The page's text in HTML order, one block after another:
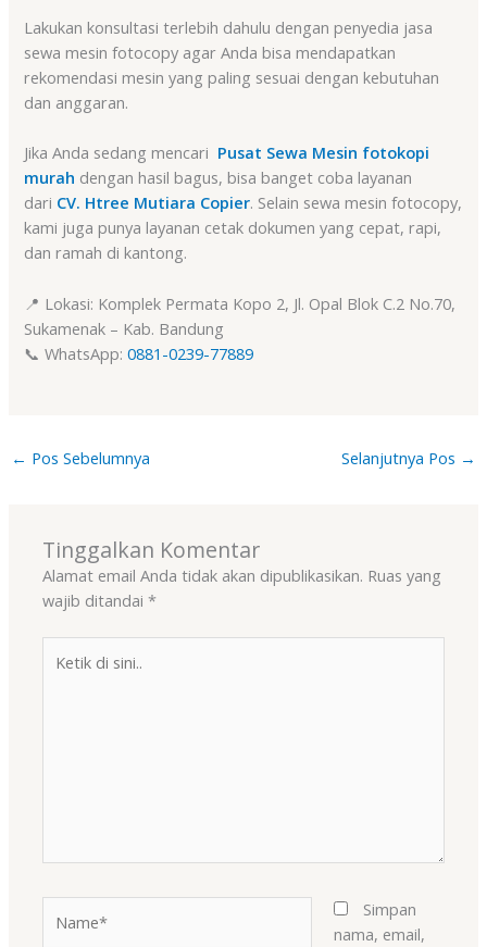
Lakukan konsultasi terlebih dahulu dengan penyedia jasa
sewa mesin fotocopy agar Anda bisa mendapatkan
rekomendasi mesin yang paling sesuai dengan kebutuhan
dan anggaran.
Jika Anda sedang mencari Pusat Sewa Mesin fotokopi
murah dengan hasil bagus, bisa banget coba layanan
dari CV. Htree Mutiara Copier. Selain sewa mesin fotocopy,
kami juga punya layanan cetak dokumen yang cepat, rapi,
dan ramah di kantong.
📍 Lokasi: Komplek Permata Kopo 2, Jl. Opal Blok C.2 No.70,
Sukamenak – Kab. Bandung
📞 WhatsApp:0881-0239-77889
← Pos Sebelumnya Selanjutnya Pos →
Tinggalkan Komentar
Alamat email Anda tidak akan dipublikasikan. Ruas yang
wajib ditandai*
Simpan
nama, email,